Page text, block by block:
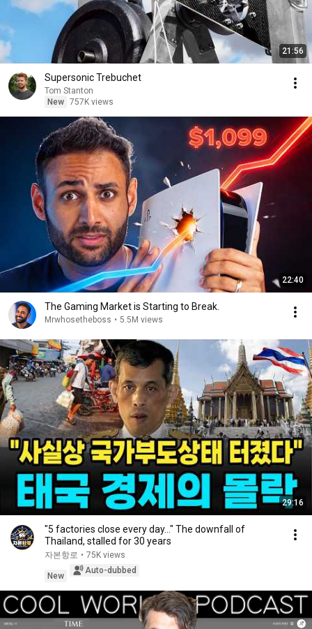
21:56
Supersonic Trebuchet
Tom Stanton
New 757K views
22:40
The Gaming Market is Starting to Break.
Mrwhosetheboss • 5.5M views
29:16
"5 factories close every day..." The downfall of
Thailand, stalled for 30 years
자본항로 • 75K views
New
Auto-dubbed